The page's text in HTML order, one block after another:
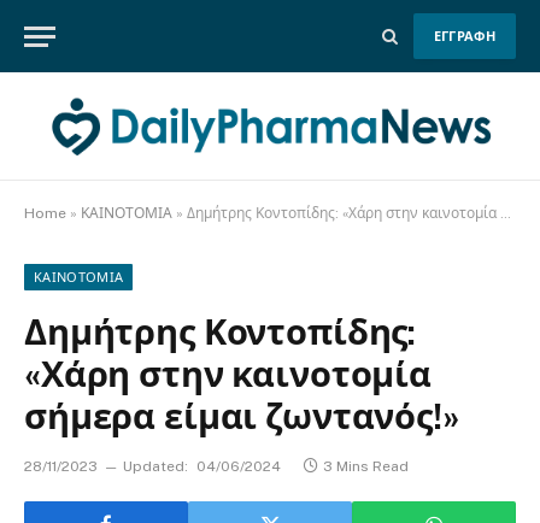
ΕΓΓΡΑΦΗ
Home » ΚΑΙΝΟΤΟΜΙΑ » Δημήτρης Κοντοπίδης: «Χάρη στην καινοτομία σήμερα είμαι ζωντανός!»
ΚΑΙΝΟΤΟΜΙΑ
Δημήτρης Κοντοπίδης:
«Χάρη στην καινοτομία
σήμερα είμαι ζωντανός!»
28/11/2023 Updated: 04/06/2024 3 Mins Read